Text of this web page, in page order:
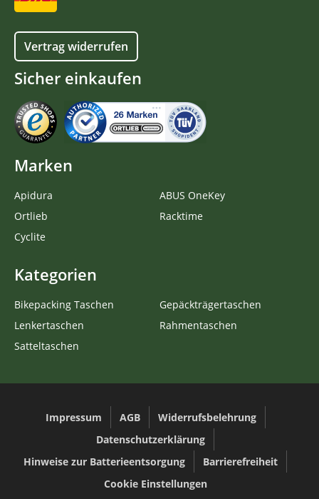
Vertrag widerrufen
Sicher einkaufen
Marken
Apidura
Ortlieb
Cyclite
ABUS OneKey
Racktime
Kategorien
Bikepacking Taschen
Lenkertaschen
Satteltaschen
Gepäckträgertaschen
Rahmentaschen
Impressum AGB
Widerrufsbelehrung
Datenschutzerklärung
Hinweise zur Batterieentsorgung
Barrierefreiheit
Cookie Einstellungen